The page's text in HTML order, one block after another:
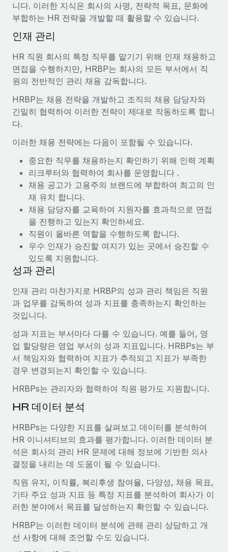
전 세계 IT 장비 제공 및 추적 관리
법인 설립을 빠르고 준법적으로 지원
글로벌 인재 이동 및 전근
직원 해외 이전을 간편하게 처리
복리후생
손쉬운 직원 복리후생 관리
EOR 및 PEO
계약자 관리
블로그 둘러보기
Remote Contractor Management Plus
Remote의 사명은 모든 규모의 기업이 전 세계 어디서든 업무에 가
장 적합 사람을 찾아 채용 및 관리하고 급여를 지급하도록 돕는 것
입니다. 이를 위해 최근 몇 주 동안 새로운...
자세히 알아보기
Shootsta가 Remote를 통해 네 개의 시장에서 글로벌
채용을 확장한 방법
비디오 콘텐츠를 활용한 마케팅이 계속해서 인기를 끌면서, 기업들
에게는 흥미롭고 전문적인 비디오 제작이 어느 때보다 중요해졌습
니다. 그러나 대부분의 회사들은 그렇게 높은 품질의...
자세히 알아보기
니다. 이러한 지식은 회사의 사명, 전략적 목표, 문화에
부합하는 HR 전략을 개발할 때 활용할 수 있습니다.
인재 관리
HR 직원 회사의 특정 직무를 맡기기 위해 인재 채용하고
면접을 수행하지만, HRBP는 회사의 모든 부서에서 직
원의 전반적인 관리 채용 감독합니다.
HRBP는 채용 전략을 개발하고 조직의 채용 담당자와
긴밀히 협력하여 이러한 전략이 제대로 작동하도록 합니
다.
이러한 채용 전략에는 다음이 포함될 수 있습니다.
중요한 직무를 채용하는지 확인하기 위해 인력 계획
리크루터와 협력하여 회사를 운영합니다 .
채용 공고가 고용주의 브랜드에 부합하여 최고의 인
재 유치 합니다.
채용 담당자를 교육하여 지원자를 효과적으로 면접
을 진행하고 있는지 확인하세요.
직원이 올바른 역할을 수행하도록 합니다.
우수 인재가 승진할 여지가 있는 곳에서 승진할 수
있도록 지원합니다.
성과 관리
인재 관리 마찬가지로 HRBP의 성과 관리 책임은 직원
과 업무를 감독하여 성과 지표를 충족하는지 확인하는
것입니다.
성과 지표는 부서마다 다를 수 있습니다. 예를 들어, 영
업 할당량은 영업 부서의 성과 지표입니다. HRBPs는 부
서 책임자와 협력하여 지표가 추적되고 지표가 부족한
경우 변경되는지 확인할 수 있습니다.
HRBPs는 관리자와 협력하여 직원 평가도 지원합니다.
HR 데이터 분석
HRBPs는 다양한 지표를 살펴보고 데이터를 분석하여
HR 이니셔티브의 효과를 평가합니다. 이러한 데이터 분
석은 회사의 관리 HR 문제에 대해 정보에 기반한 의사
결정을 내리는 데 도움이 될 수 있습니다.
직원 유지, 이직률, 복리후생 참여율, 다양성, 채용 목표,
기타 주요 성과 지표 등 특정 지표를 분석하여 회사가 이
러한 분야에서 목표를 달성하는지 확인할 수 있습니다.
HRBP는 이러한 데이터 분석에 관해 관리 상담하고 개
선 사항에 대해 조언할 수도 있습니다.